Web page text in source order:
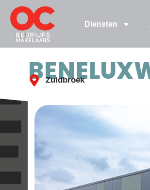
Diensten
Zuidbroek